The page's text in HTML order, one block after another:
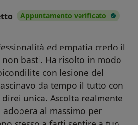
Appuntamento verificato
ed empatia credo il
basti. Ha risolto in modo
con lesione del
da tempo il tutto con
unica. Ascolta realmente
al massimo per